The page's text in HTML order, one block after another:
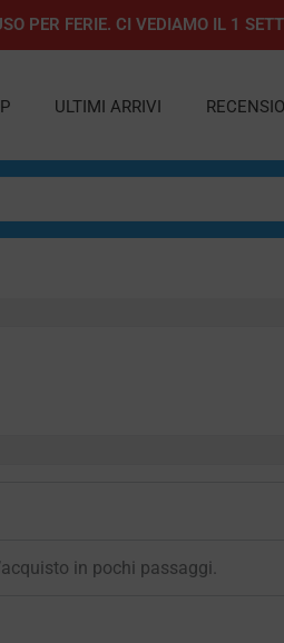
PER FERIE. CI VEDIAMO IL 1
ULTIMI ARRIVI
in pochi passaggi.